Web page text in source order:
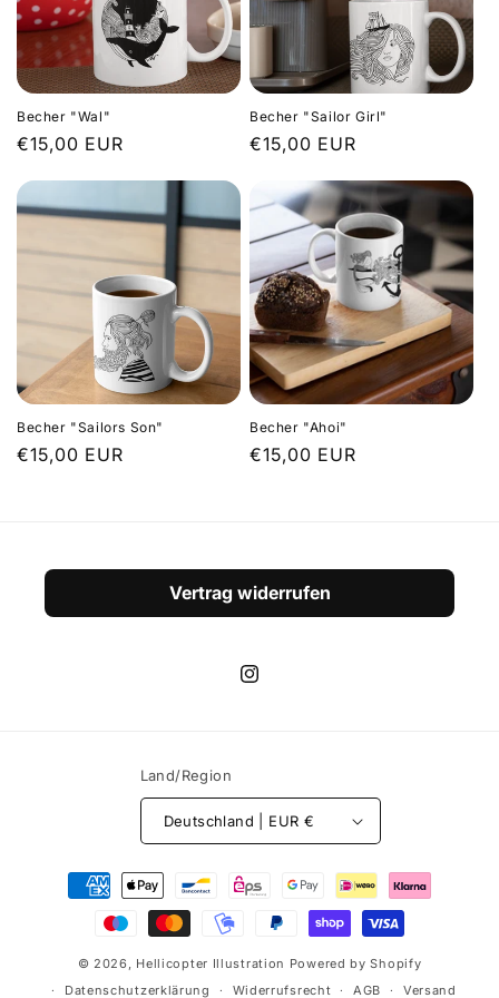
o
r
i
e
:
Becher "Wal"
Normaler
€15,00 EUR
Becher "Sailor Girl"
Normaler
€15,00 EUR
Becher "Sailors Son"
Normaler
€15,00 EUR
Becher "Ahoi"
Normaler
€15,00 EUR
Vertrag widerrufen
Instagram
Land/Region
Deutschland | EUR €
Zahlungsmethoden
© 2026, Hellicopter Illustration Powered by Shopify
Datenschutzerklärung
Widerrufsrecht AGB Versand